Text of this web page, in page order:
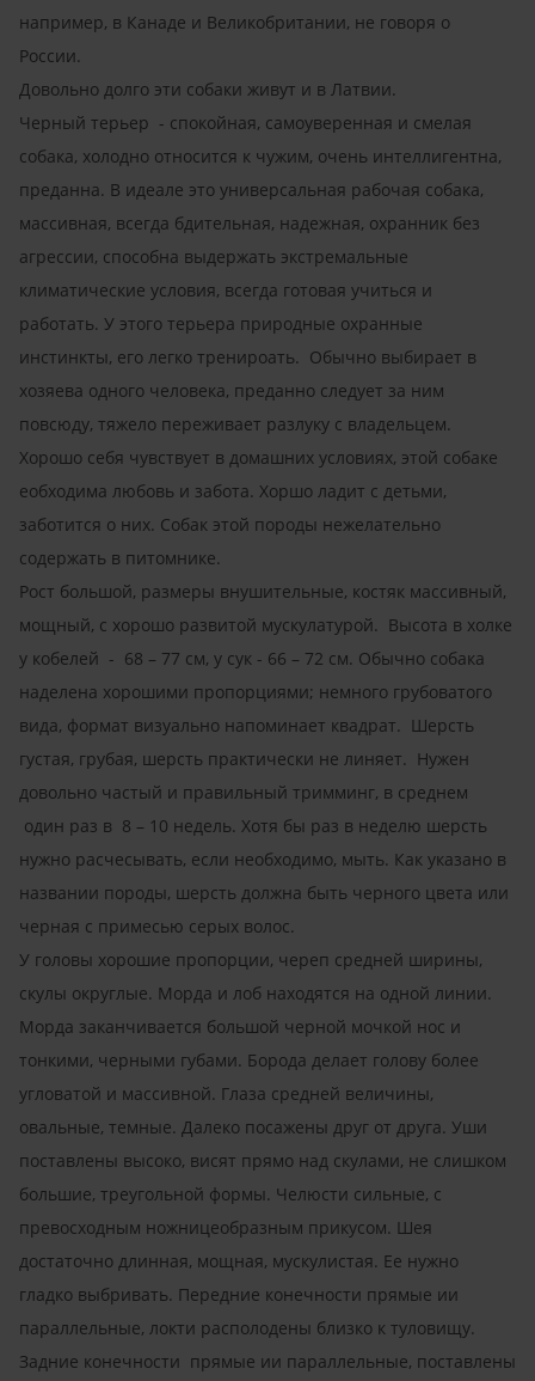
например, в Канаде и Великобритании, не говоря о
России.
Довольно долго эти собаки живут и в Латвии.
Черный терьер - спокойная, самоуверенная и смелая
собака, холодно относится к чужим, очень интеллигентна,
преданна. В идеале это универсальная рабочая собака,
массивная, всегда бдительная, надежная, охранник без
агрессии, способна выдержать экстремальные
климатические условия, всегда готовая учиться и
работать. У этого терьера природные охранные
инстинкты, его легко тренироать. Обычно выбирает в
хозяева одного человека, преданно следует за ним
повсюду, тяжело переживает разлуку с владельцем.
Хорошо себя чувствует в домашних условиях, этой собаке
еобходима любовь и забота. Хоршо ладит с детьми,
заботится о них. Собак этой породы нежелательно
содержать в питомнике.
Рост большой, размеры внушительные, костяк массивный,
мощный, с хорошо развитой мускулатурой. Высота в холке
у кобелей - 68 – 77 cм, у сук - 66 – 72 cм. Обычно собака
наделена хорошими пропорциями; немного грубоватого
вида, формат визуально напоминает квадрат. Шерсть
густая, грубая, шерсть практически не линяет. Нужен
довольно частый и правильный тримминг, в среднем
один раз в 8 – 10 недель. Хотя бы раз в неделю шерсть
нужно расчесывать, если необходимо, мыть. Как указано в
названии породы, шерсть должна быть черного цвета или
черная с примесью серых волос.
У головы хорошие пропорции, череп средней ширины,
скулы округлые. Морда и лоб находятся на одной линии.
Морда заканчивается большой черной мочкой нос и
тонкими, черными губами. Борода делает голову более
угловатой и массивной. Глаза средней величины,
овальные, темные. Далеко посажены друг от друга. Уши
поставлены высоко, висят прямо над скулами, не слишком
большие, треугольной формы. Челюсти сильные, с
превосходным ножницеобразным прикусом. Шея
достаточно длинная, мощная, мускулистая. Ее нужно
гладко выбривать. Передние конечности прямые ии
параллельные, локти располодены близко к туловищу.
Задние конечности прямые ии параллельные, поставлены